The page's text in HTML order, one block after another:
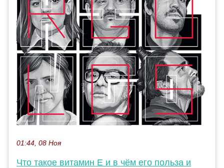
01:44, 08 Ноя
Что такое витамин Е и в чём его польза и